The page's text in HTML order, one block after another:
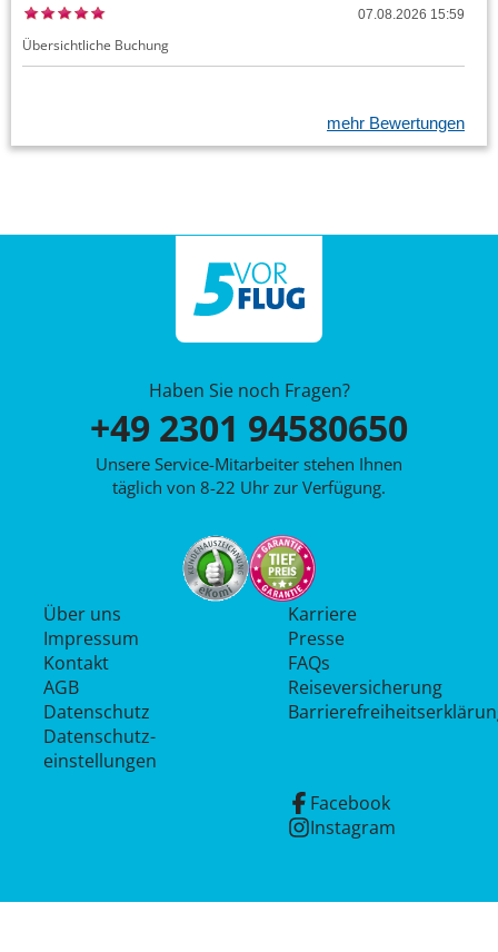
07.08.2026 15:59
Übersichtliche Buchung
mehr Bewertungen
Haben Sie noch Fragen?
+49 2301 94580650
Unsere Service-Mitarbeiter stehen Ihnen
täglich von 8-22 Uhr zur Verfügung.
Über uns
Impressum
Kontakt
AGB
Datenschutz
Datenschutz­
einstellungen
Karriere
Presse
FAQs
Reiseversicherung
Facebook
Instagram